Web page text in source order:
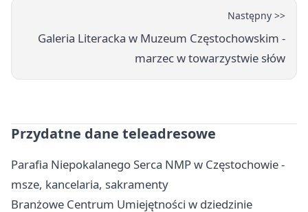
Następny >>
Galeria Literacka w Muzeum Częstochowskim -
marzec w towarzystwie słów
Przydatne dane teleadresowe
Parafia Niepokalanego Serca NMP w Częstochowie -
msze, kancelaria, sakramenty
Branżowe Centrum Umiejętności w dziedzinie